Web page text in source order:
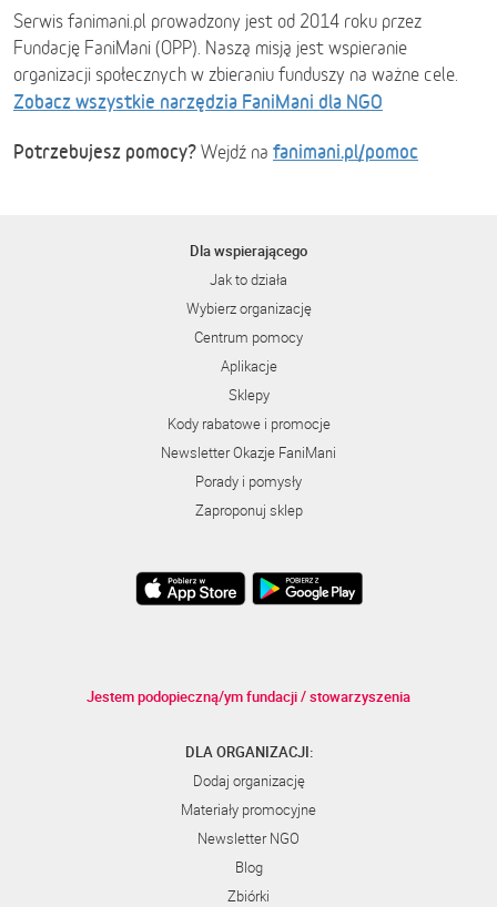
Serwis fanimani.pl prowadzony jest od 2014 roku przez
Fundację FaniMani (OPP). Naszą misją jest wspieranie
organizacji społecznych w zbieraniu funduszy na ważne cele.
Zobacz wszystkie narzędzia FaniMani dla NGO
Potrzebujesz pomocy? Wejdź na fanimani.pl/pomoc
Dla wspierającego
Jak to działa
Wybierz organizację
Centrum pomocy
Aplikacje
Sklepy
Kody rabatowe i promocje
Newsletter Okazje FaniMani
Porady i pomysły
Zaproponuj sklep
Jestem podopieczną/ym fundacji / stowarzyszenia
DLA ORGANIZACJI:
Dodaj organizację
Materiały promocyjne
Newsletter NGO
Blog
Zbiórki